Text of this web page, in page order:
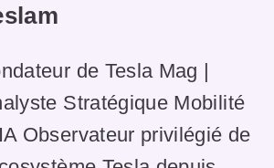
de Tesla Mag |
Stratégique Mobilité
Observateur privilégié de